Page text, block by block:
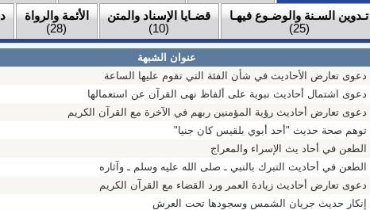
تـدوين السـنة والوضـوع فيهـا
(25)
قضـايا الإسناد والمتن
(10)
الأئمة والرواة
(28)
عنوان الشبهة
دعوى تعارض الأحاديث في شأن الفئة التي تقوم عليها الساعة
دعوى اشتمال أحاديث نبوية على ألفاظ نهى القرآن عن استعمالها
دعوى تعارض أحاديث رؤية المؤمنين ربهم في الآخرة مع القرآن الكريم
توهم صحة حديث "أحد أبوي بلقيس كان جنيا"‏
الطعن في أحاد يث الإسراء والمعراج
الطعن في أحاديث التبرك بالنبي ـ صلى الله عليه وسلم ـ وآثاره
دعوى تعارض أحاديث زيادة العمر ورد القضاء مع القرآن الكريم
إنكار حديث جريان الشمس وسجودها تحت العرش